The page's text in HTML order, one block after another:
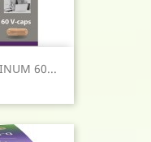
60...